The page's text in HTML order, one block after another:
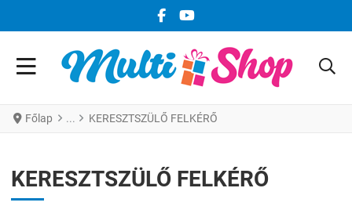
FACEBOOK KÖZÖSSÉGI LINK
YOUTUBE KÖZÖSSÉGI LINK
Főlap KERESZTSZÜLŐ FELKÉRŐ
KERESZTSZÜLŐ FELKÉRŐ